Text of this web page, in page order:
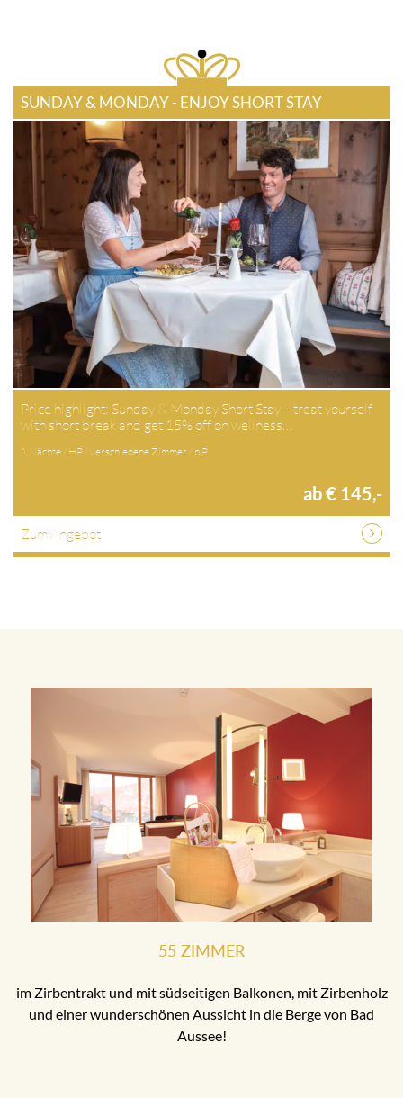
SUNDAY & MONDAY - ENJOY SHORT STAY
Price highlight: Sunday & Monday Short Stay – treat yourself
with short break and get 15% off on wellness…
1 Nächte / HP / verschiedene Zimmer / p.P.
ab € 145,-
Zum Angebot
55 ZIMMER
im Zirbentrakt und mit südseitigen Balkonen, mit Zirbenholz
und einer wunderschönen Aussicht in die Berge von Bad
Aussee!